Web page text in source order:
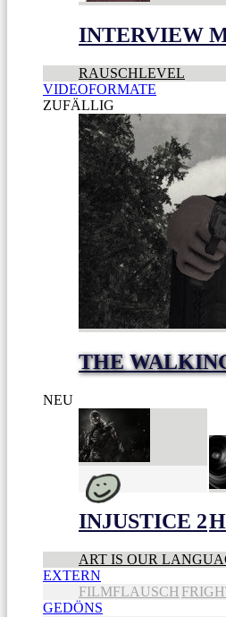
INTERVIEW
RAUSCHLEVEL
VIDEOFORMATE
ZUFÄLLIG
THE
NEU
INJUSTICE 2
ART IS OUR
EXTERN
FILMFLAUSCH
GEDÖNS